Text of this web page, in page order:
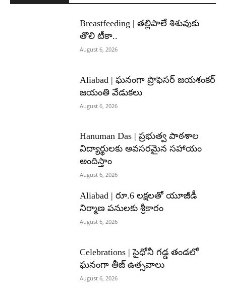
Breastfeeding | తల్లిపాలే శిశువుకు
తొలి టీకా..
August 6, 2026
Aliabad | ఘనంగా ప్రొఫెసర్ జయశంకర్
జయంతి వేడుకలు
August 6, 2026
Hanuman Das | ప్రభుత్వ పాఠశాల
విద్యార్థులకు అవసరమైన సహాయం
అందిస్తాం
August 6, 2026
Aliabad | రూ.6 లక్షలతో యూజీడీ
నిర్మాణ పనులకు శ్రీకారం
August 6, 2026
Celebrations | సైధోనీ గడ్డ తండలో
ఘనంగా తీజ్ ఉత్సవాలు
August 6, 2026